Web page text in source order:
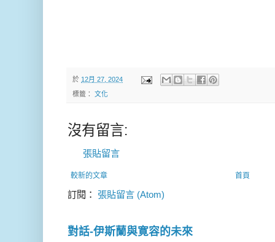
於 12月 27, 2024
標籤： 文化
沒有留言:
張貼留言
較新的文章 首頁
訂閱： 張貼留言 (Atom)
對話-伊斯蘭與寛容的未來